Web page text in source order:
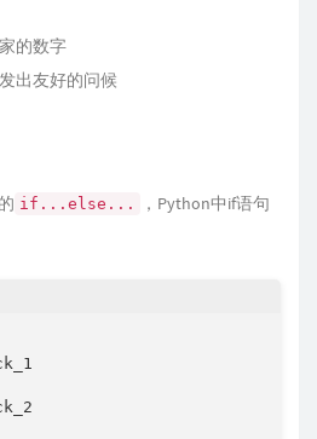
的数字
出友好的问候
if...else...
，Python中if语句